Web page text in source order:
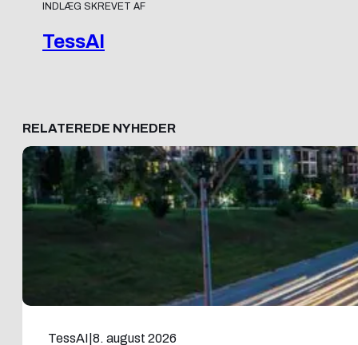
INDLÆG SKREVET AF
TessAI
RELATEREDE NYHEDER
TessAI 8. august 2026